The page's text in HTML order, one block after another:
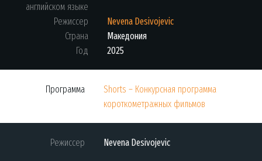
английском языке
Режиссер
Nevena Desivojevic
Страна
Македония
Год
2025
Программа
Shorts – Конкурсная программа
короткометражных фильмов
Режиссер Nevena Desivojevic